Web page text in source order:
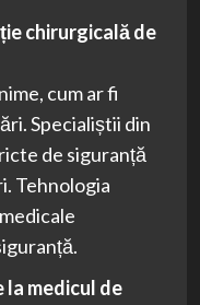
chirurgicală de
cum ar fi
Specialiștii din
de siguranță
Tehnologia
la medicul de